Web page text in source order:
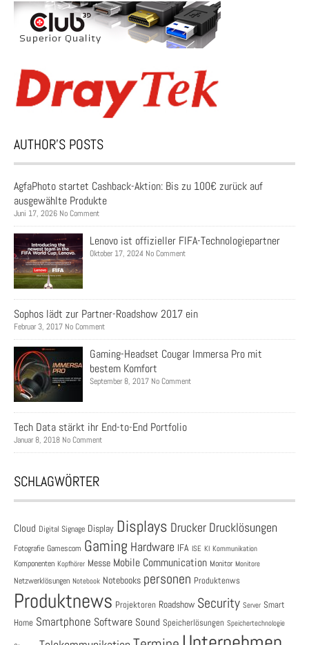
AUTHOR’S POSTS
AgfaPhoto startet Cashback-Aktion: Bis zu 100€ zurück auf
ausgewählte Produkte
Juni 17, 2026 No Comment
Lenovo ist offizieller FIFA-Technologiepartner
Oktober 17, 2024 No Comment
Sophos lädt zur Partner-Roadshow 2017 ein
Februar 3, 2017 No Comment
Gaming-Headset Cougar Immersa Pro mit
bestem Komfort
September 8, 2017 No Comment
Tech Data stärkt ihr End-to-End Portfolio
Januar 8, 2018 No Comment
SCHLAGWÖRTER
Cloud Digital Signage Display Displays Drucker Drucklösungen
Fotografie Gamescom Gaming Hardware IFA ISE KI Kommunikation
Komponenten Kopfhörer Messe Mobile Communication Monitor Monitore
Netzwerklösungen Notebook Notebooks personen Produktenws
Produktnews Projektoren Roadshow Security Server Smart
Home Smartphone Software Sound Speicherlösungen Speichertechnologie